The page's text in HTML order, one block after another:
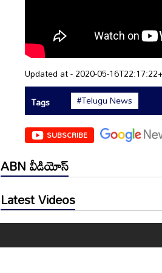
Updated at - 2020-05-
Tags
#Telugu News
SUBSCRIBE
ABN వీడియోస్
Latest Videos